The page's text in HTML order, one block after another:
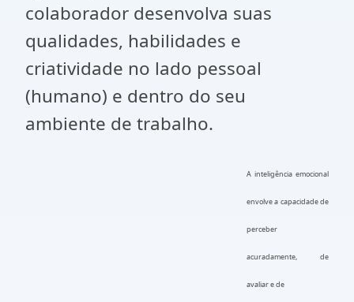
colaborador desenvolva suas
qualidades, habilidades e
criatividade no lado pessoal
(humano) e dentro do seu
ambiente de trabalho.
A inteligência emocional
envolve a capacidade de
perceber
acuradamente, de
avaliar e de